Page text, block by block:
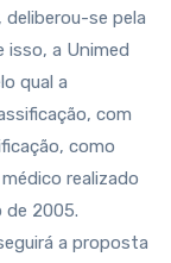
se pela
isso, a Unimed
qual a
com
como
realizado
de 2005.
a proposta